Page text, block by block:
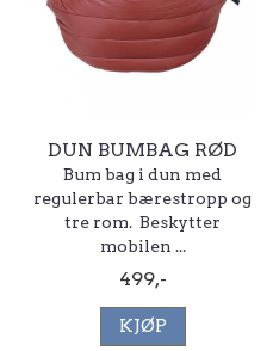
DUN BUMBAG RØD
Bum bag i dun med
regulerbar bærestropp og
tre rom. Beskytter
mobilen ...
499,-
KJØP